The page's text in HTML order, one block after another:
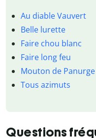
Au diable Vauvert
Belle lurette
Faire chou blanc
Faire long feu
Mouton de Panurge
Tous azimuts
Questions